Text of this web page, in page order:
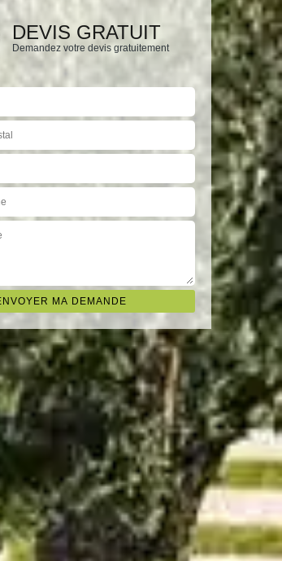
DEVIS GRATUIT
Demandez votre devis gratuitement